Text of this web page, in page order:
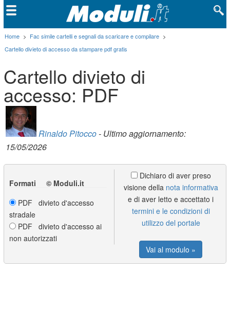
Home > Fac simile cartelli e segnali da scaricare e compilare >
Cartello divieto di accesso da stampare pdf gratis
Cartello divieto di
accesso: PDF
Rinaldo Pitocco- Ultimo aggiornamento:
15/05/2026
Formati © Moduli.it
PDF divieto d'accesso
stradale
PDF divieto d'accesso ai
non autorizzati
Dichiaro di aver preso
visione della nota informativa
e di aver letto e accettato i
termini e le condizioni di
utilizzo del portale
Vai al modulo »